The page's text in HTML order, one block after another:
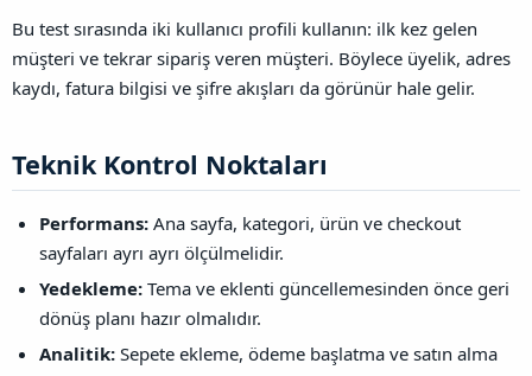
Bu test sırasında iki kullanıcı profili kullanın: ilk kez gelen
müşteri ve tekrar sipariş veren müşteri. Böylece üyelik, adres
kaydı, fatura bilgisi ve şifre akışları da görünür hale gelir.
Teknik Kontrol Noktaları​
Performans: Ana sayfa, kategori, ürün ve checkout
sayfaları ayrı ayrı ölçülmelidir.
Yedekleme: Tema ve eklenti güncellemesinden önce geri
dönüş planı hazır olmalıdır.
Analitik: Sepete ekleme, ödeme başlatma ve satın alma